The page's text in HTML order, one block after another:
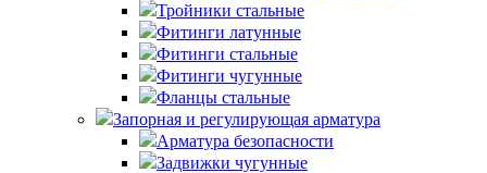
Тройники стальные
Фитинги латунные
Фитинги стальные
Фитинги чугунные
Фланцы стальные
Запорная и регулирующая арматура
Арматура безопасности
Задвижки чугунные